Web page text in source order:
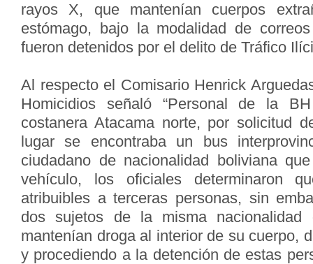
rayos X, que mantenían cuerpos
estómago, bajo la modalidad de
fueron detenidos por el delito de Tráfico
Al respecto el Comisario Henrick
Homicidios señaló “Personal de la
costanera Atacama norte, por solicitud
lugar se encontraba un bus
ciudadano de nacionalidad boliviana
vehículo, los oficiales determinaron
atribuibles a terceras personas, sin
dos sujetos de la misma nacionalidad
mantenían droga al interior de su cuerpo,
y procediendo a la detención de estas